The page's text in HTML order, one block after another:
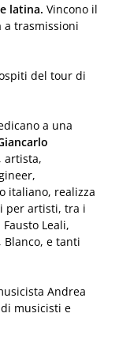
latina. Vincono il
trasmissioni
del tour di
a una
artista,
italiano, realizza
per artisti, tra i
Leali,
Blanco, e tanti
Andrea
musicisti e